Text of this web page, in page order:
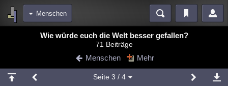
Menschen
Blogs
Chat Wiki Neuigkeiten
meine Rubriken
Wie würde euch die Welt besser gefallen?
71 Beiträge
Menschen Mehr
Seite 3 / 4